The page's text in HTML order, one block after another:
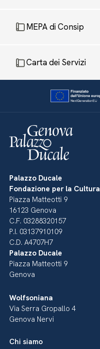
MEPA di Consip
Carta dei Servizi
Palazzo Ducale
Fondazione per la Cultura
Piazza Matteotti 9
16123 Genova
C.F. 03288320157
P.I. 03137910109
C.D. A4707H7
Palazzo Ducale
Piazza Matteotti 9
Genova
Wolfsoniana
Via Serra Gropallo 4
Genova Nervi
Chi siamo